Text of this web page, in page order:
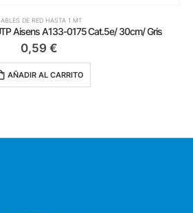
DE RED HASTA 1 MT
Aisens A133-0175 Cat.5e/ 30cm/ Gris
0,59 €
AÑADIR AL CARRITO